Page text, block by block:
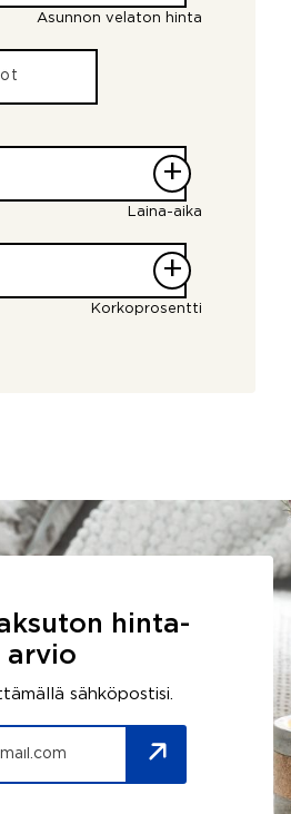
Asunnon velaton hinta
+
Laina-aika
+
Korkoprosentti
hinta-
arvio
sähköpostisi.